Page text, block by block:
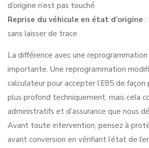
d’origine n’est pas touché
Reprise du véhicule en état d’origine :
sans laisser de trace
La différence avec une
importante. Une reprogrammation
calculateur pour accepter l’E85 de façon
plus profond techniquement, mais cela
administratifs et d’assurance que nous
Avant toute intervention, pensez à
avant conversion en vérifiant l’état de